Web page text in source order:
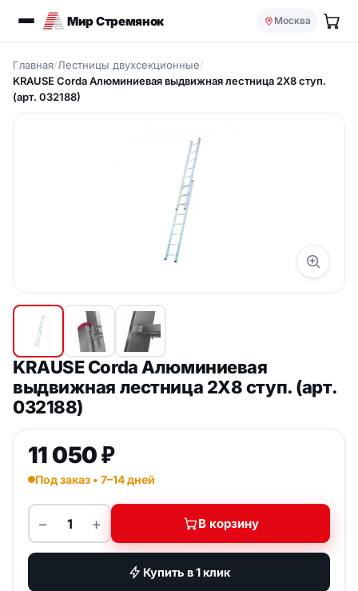
Мир Стремянок Москва
Главная/Лестницы двухсекционные/
KRAUSE Corda Aлюминиевая выдвижная лестница 2Х8 ступ.
(арт. 032188)
KRAUSE Corda Aлюминиевая
выдвижная лестница 2Х8 ступ. (арт.
032188)
11 050₽
Под заказ • 7–14 дней
Количество товара KRAUSE Corda
− + В корзину
Купить в 1 клик